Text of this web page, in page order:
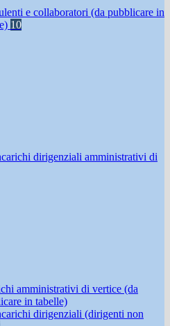
e collaboratori (da pubblicare in
10
dirigenziali amministrativi di
amministrativi di vertice (da
in tabelle)
dirigenziali (dirigenti non